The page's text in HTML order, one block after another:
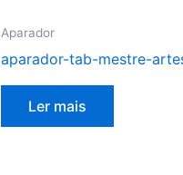
Aparador
aparador-tab-mestre-
Ler mais